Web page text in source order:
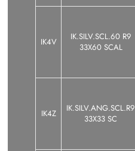
IK4V
IK.SILV.SCL.60 R9
33X60 SCAL
IK4Z
IK.SILV.ANG.SCL.R9
33X33 SC